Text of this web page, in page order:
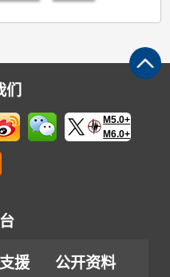
M5.0+
M6.0+
援
公开资料